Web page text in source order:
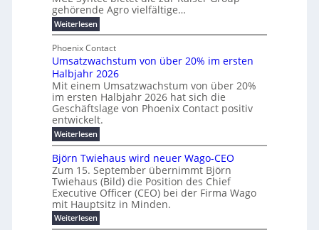
n
g
b
r
a
u
c
h
t
m
e
r
T
e
m
p
o
e
r
g
u
b
f
ü
r
m
o
d
e
r
n
e
E
k
e
l
e
N
H
-
S
i
c
h
e
r
u
n
g
s
b
e
e
i
l
i
g
u
n
g
b
e
i
m
2
0
gehörende Agro vielfältige…
Weiterlesen:
M
h
r
f
a
c
h
d
u
r
c
f
ü
h
u
n
g
Phoenix Contact
Umsatzwachstum von über 20% im ersten
Halbjahr 2026
Mit einem Umsatzwachstum von über 20%
im ersten Halbjahr 2026 hat sich die
Geschäftslage von Phoenix Contact positiv
entwickelt.
Weiterlesen:
U
m
s
a
t
w
a
c
Björn Twiehaus wird neuer Wago-CEO
Zum 15. September übernimmt Björn
Twiehaus (Bild) die Position des Chief
Executive Officer (CEO) bei der Firma Wago
mit Hauptsitz in Minden.
Weiterlesen:
B